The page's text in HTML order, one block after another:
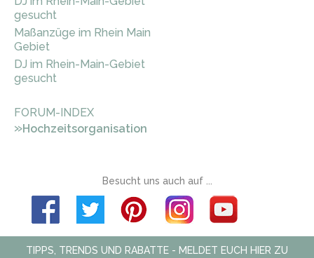
gesucht
Maßanzüge im Rhein Main
Gebiet
DJ im Rhein-Main-Gebiet
gesucht
FORUM-INDEX
»Hochzeitsorganisation
Besucht uns auch auf ...
TIPPS, TRENDS UND RABATTE - MELDET EUCH HIER ZU